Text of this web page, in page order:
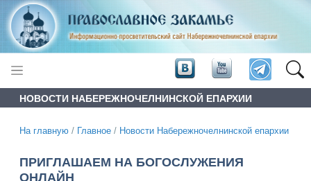
НОВОСТИ НАБЕРЕЖНОЧЕЛНИНСКОЙ ЕПАРХИИ
На главную / Главное / Новости Набережночелнинской епархии
ПРИГЛАШАЕМ НА БОГОСЛУЖЕНИЯ
ОНЛАЙН